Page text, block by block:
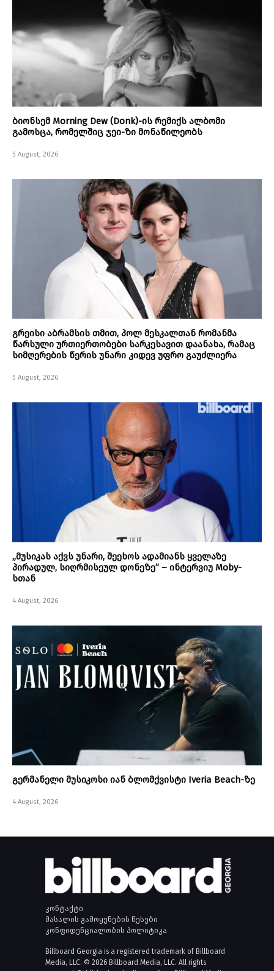
ბიონსემ Morning Dew (Donk)-ის რემიქს ალბომი
გამოსცა, რომელშიც ჯეი-ზი მონაწილეობს
5 August, 2026
გრეისი აბრამსის თმით, პოლ მესკალთან რომანმა
წარსული ურთიერთობები სარკესავით დაანახა, რამაც
სიმღერების წერის უნარი კიდევ უფრო გაუძლიერა
5 August, 2026
„მუსიკას აქვს უნარი, შეეხოს ადამიანს ყველაზე
პირადულ, სიღრმისეულ დონეზე” – ინტერვიუ Moby-
სთან
4 August, 2026
გერმანელი მუსიკოსი იან ბლომქვისტი Iveria Beach-ზე
4 August, 2026
კონტაქტი
მასალის გამოყენების წესები
კონფიდენციალობის პოლიტიკა
Billboard Georgia is a registered trademark of Billboard
Media, LLC. © 2026 Billboard Media, LLC. All rights